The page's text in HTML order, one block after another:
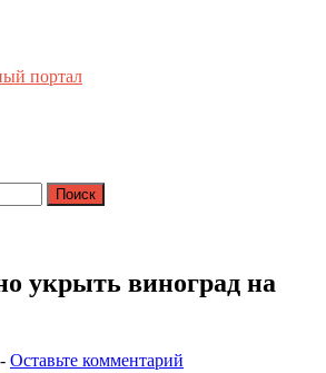
портал
укрыть виноград на
- Оставьте комментарий